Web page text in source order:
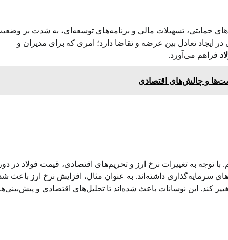
حمایتی، تسهیلات مالی و برنامه‌های توسعه‌ای، به شدت بر
ایجاد تعادل بین عرضه و تقاضا دارد؛ امری که برای مدیران و
فراهم می‌آورد.
و چالش‌های اقتصادی
با توجه به تغییرات نرخ ارز و تحریم‌های اقتصادی، قیمت فولاد در
سرمایه‌گذاری داشته‌اند. به عنوان مثال، افزایش نرخ ارز باعث
کند. این نوسانات باعث شده‌اند تا تحلیل‌های اقتصادی و